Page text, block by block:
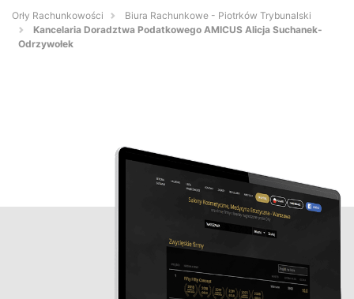
Orły Rachunkowości
Biura Rachunkowe - Piotrków Trybunalski
Kancelaria Doradztwa Podatkowego AMICUS Alicja Suchanek-
Odrzywołek